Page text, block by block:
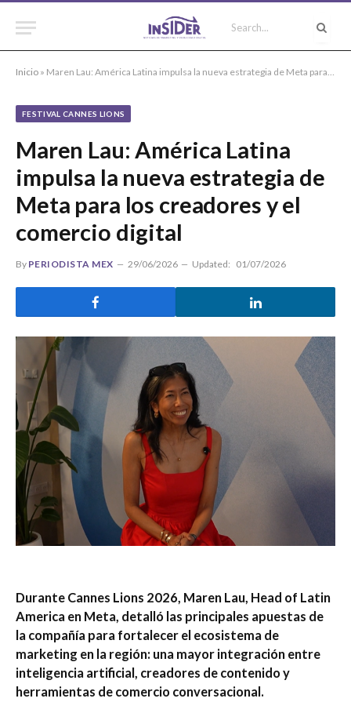
Inicio » Maren Lau: América Latina impulsa la nueva estrategia de Meta para los creadores y el comercio digital
FESTIVAL CANNES LIONS
Maren Lau: América Latina
impulsa la nueva estrategia de
Meta para los creadores y el
comercio digital
By PERIODISTA MEX 29/06/2026 Updated: 01/07/2026
Durante Cannes Lions 2026, Maren Lau, Head of Latin
America en Meta, detalló las principales apuestas de
la compañía para fortalecer el ecosistema de
marketing en la región: una mayor integración entre
inteligencia artificial, creadores de contenido y
herramientas de comercio conversacional.